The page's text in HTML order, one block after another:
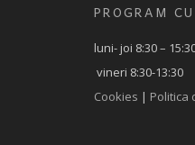
PROGRAM
luni- joi 8:30 –
vineri 8:30-13:30
Cookies | Politica